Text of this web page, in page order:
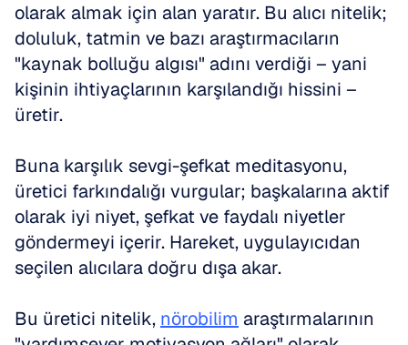
olarak almak için alan yaratır. Bu alıcı nitelik;
doluluk, tatmin ve bazı araştırmacıların
"kaynak bolluğu algısı" adını verdiği – yani
kişinin ihtiyaçlarının karşılandığı hissini –
üretir.
Buna karşılık sevgi-şefkat meditasyonu,
üretici farkındalığı vurgular; başkalarına aktif
olarak iyi niyet, şefkat ve faydalı niyetler
göndermeyi içerir. Hareket, uygulayıcıdan
seçilen alıcılara doğru dışa akar.
Bu üretici nitelik, nörobilim araştırmalarının